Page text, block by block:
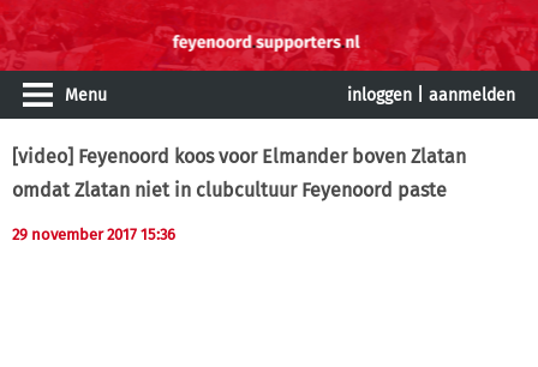
Menu inloggen aanmelden
[video] Feyenoord koos voor Elmander boven Zlatan
omdat Zlatan niet in clubcultuur Feyenoord paste
29 november 2017 15:36